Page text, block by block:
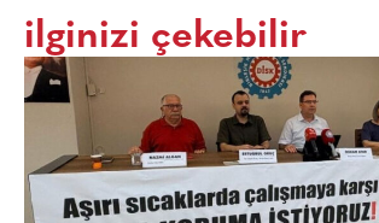
ilginizi çekebilir